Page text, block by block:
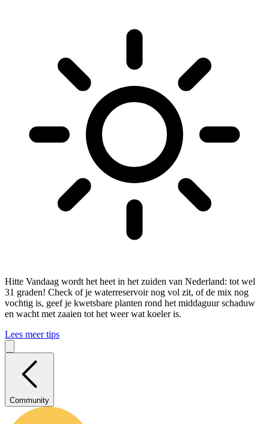
Hitte Vandaag wordt het heet in het zuiden van Nederland: tot wel
31 graden! Check of je waterreservoir nog vol zit, of de mix nog
vochtig is, geef je kwetsbare planten rond het middaguur schaduw
en wacht met zaaien tot het weer wat koeler is.
Lees meer tips
Community